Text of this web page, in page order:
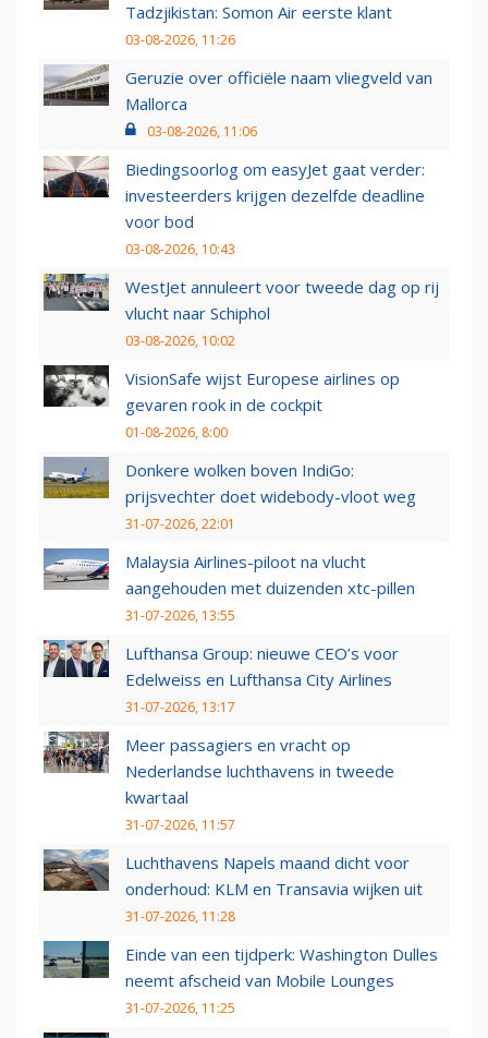
Tadzjikistan: Somon Air eerste klant
03-08-2026, 11:26
Geruzie over officiële naam vliegveld van
Mallorca
03-08-2026, 11:06
Biedingsoorlog om easyJet gaat verder:
investeerders krijgen dezelfde deadline
voor bod
03-08-2026, 10:43
WestJet annuleert voor tweede dag op rij
vlucht naar Schiphol
03-08-2026, 10:02
VisionSafe wijst Europese airlines op
gevaren rook in de cockpit
01-08-2026, 8:00
Donkere wolken boven IndiGo:
prijsvechter doet widebody-vloot weg
31-07-2026, 22:01
Malaysia Airlines-piloot na vlucht
aangehouden met duizenden xtc-pillen
31-07-2026, 13:55
Lufthansa Group: nieuwe CEO’s voor
Edelweiss en Lufthansa City Airlines
31-07-2026, 13:17
Meer passagiers en vracht op
Nederlandse luchthavens in tweede
kwartaal
31-07-2026, 11:57
Luchthavens Napels maand dicht voor
onderhoud: KLM en Transavia wijken uit
31-07-2026, 11:28
Einde van een tijdperk: Washington Dulles
neemt afscheid van Mobile Lounges
31-07-2026, 11:25